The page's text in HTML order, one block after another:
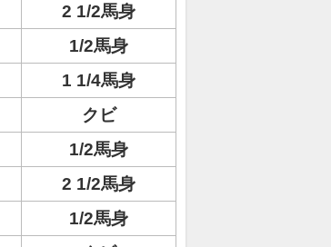
2 1/2馬身
1/2馬身
1 1/4馬身
クビ
1/2馬身
2 1/2馬身
1/2馬身